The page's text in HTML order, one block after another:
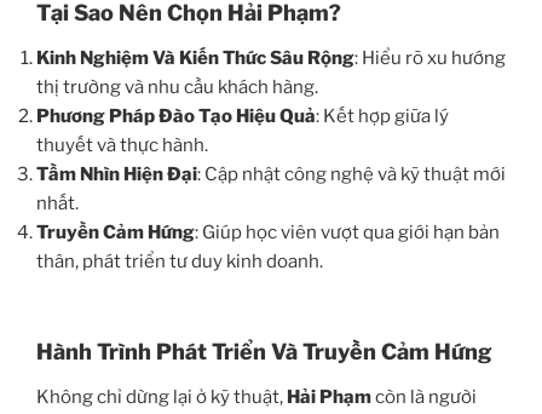
Tại Sao Nên Chọn Hải Phạm?
Kinh Nghiệm Và Kiến Thức Sâu Rộng: Hiểu rõ xu hướng
thị trường và nhu cầu khách hàng.
Phương Pháp Đào Tạo Hiệu Quả: Kết hợp giữa lý
thuyết và thực hành.
Tầm Nhìn Hiện Đại: Cập nhật công nghệ và kỹ thuật mới
nhất.
Truyền Cảm Hứng: Giúp học viên vượt qua giới hạn bản
thân, phát triển tư duy kinh doanh.
Hành Trình Phát Triển Và Truyền Cảm Hứng
Không chỉ dừng lại ở kỹ thuật, Hải Phạmcòn là người